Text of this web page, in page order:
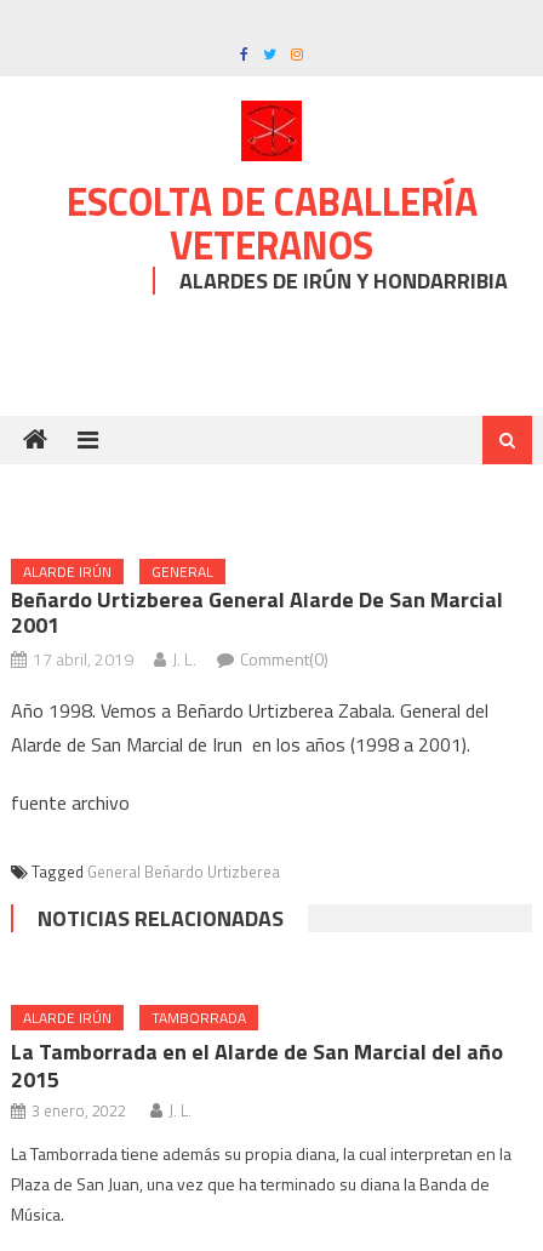
ESCOLTA DE CABALLERÍA
VETERANOS
ALARDES DE IRÚN Y HONDARRIBIA
ALARDE IRÚN GENERAL
Beñardo Urtizberea General Alarde De San Marcial
2001
17 abril, 2019 J. L. Comment(0)
Año 1998. Vemos a Beñardo Urtizberea Zabala. General del
Alarde de San Marcial de Irun en los años (1998 a 2001).
fuente archivo
Tagged General Beñardo Urtizberea
NOTICIAS RELACIONADAS
ALARDE IRÚN TAMBORRADA
La Tamborrada en el Alarde de San Marcial del año
2015
3 enero, 2022 J. L.
La Tamborrada tiene además su propia diana, la cual interpretan en la
Plaza de San Juan, una vez que ha terminado su diana la Banda de
Música.